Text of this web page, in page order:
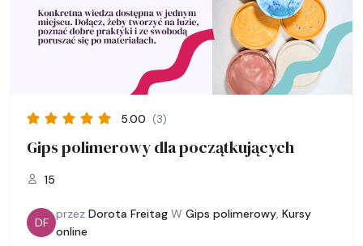
5.00 (3)
Gips polimerowy dla początkujących
15
DF
przez Dorota Freitag W Gips polimerowy, Kursy
online